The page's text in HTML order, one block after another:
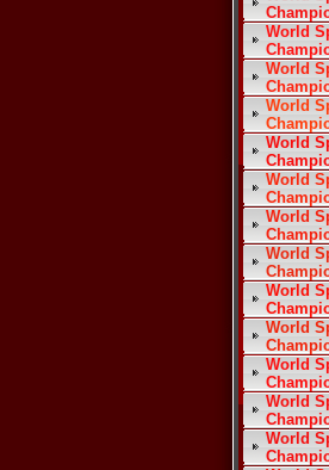
World
World
World
World
World
World
World
World
World
World
World
World